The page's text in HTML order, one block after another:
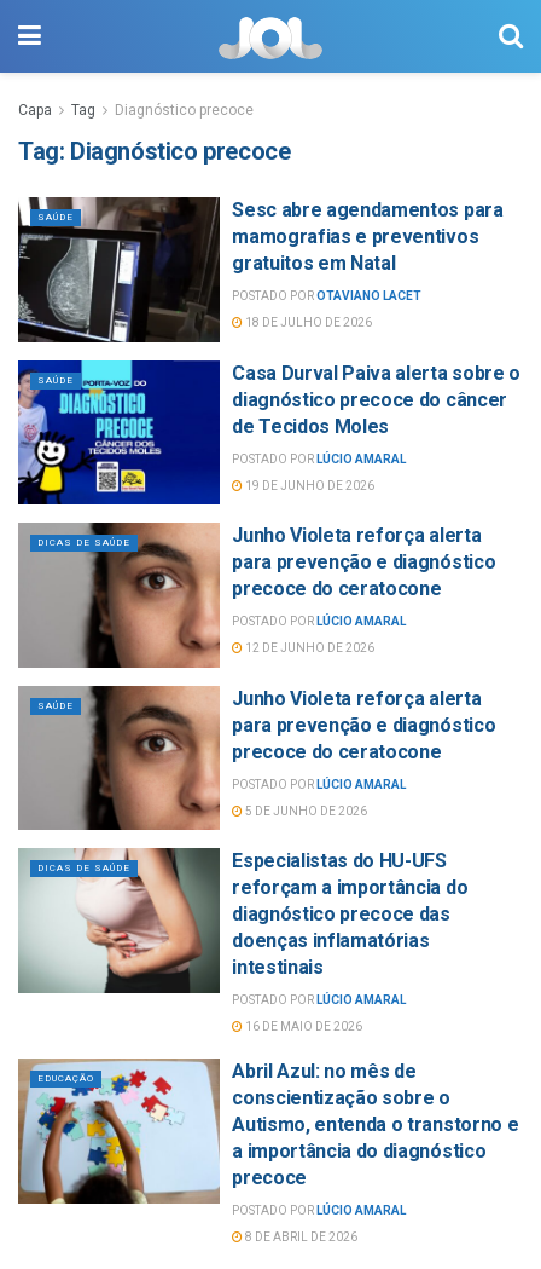
Capa Tag Diagnóstico precoce
Tag: Diagnóstico precoce
SAÚDE
Sesc abre agendamentos para
mamografias e preventivos
gratuitos em Natal
POSTADO POROTAVIANO LACET
18 DE JULHO DE 2026
SAÚDE
Casa Durval Paiva alerta sobre o
diagnóstico precoce do câncer
de Tecidos Moles
POSTADO POR LÚCIO AMARAL
19 DE JUNHO DE 2026
DICAS DE SAÚDE
Junho Violeta reforça alerta
para prevenção e diagnóstico
precoce do ceratocone
POSTADO POR LÚCIO AMARAL
12 DE JUNHO DE 2026
SAÚDE
Junho Violeta reforça alerta
para prevenção e diagnóstico
precoce do ceratocone
POSTADO POR LÚCIO AMARAL
5 DE JUNHO DE 2026
DICAS DE SAÚDE
Especialistas do HU-UFS
reforçam a importância do
diagnóstico precoce das
doenças inflamatórias
intestinais
POSTADO POR LÚCIO AMARAL
16 DE MAIO DE 2026
EDUCAÇÃO
Abril Azul: no mês de
conscientização sobre o
Autismo, entenda o transtorno e
a importância do diagnóstico
precoce
POSTADO POR LÚCIO AMARAL
8 DE ABRIL DE 2026